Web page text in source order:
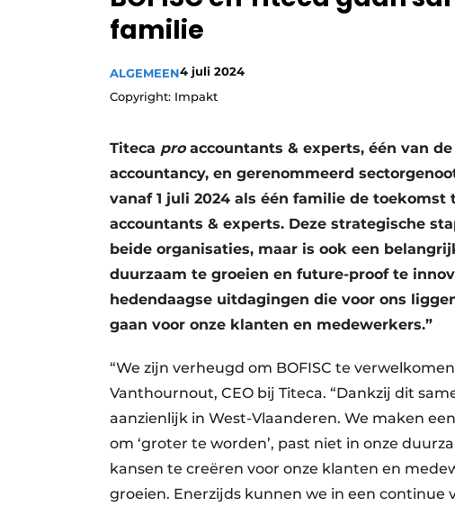
Privacy / Cookie statement
Vacatures
familie
ALGEMEEN4 juli 2024
Copyright: Impakt
Titeca proaccountants & experts, één van
accountancy, en gerenommeerd
vanaf 1 juli 2024 als één familie de
accountants & experts. Deze strategische
beide organisaties, maar is ook een
duurzaam te groeien en future-proof te
hedendaagse uitdagingen die voor ons
gaan voor onze klanten en medewerkers.”
“We zijn verheugd om BOFISC te
Vanthournout, CEO bij Titeca. “Dankzij dit
aanzienlijk in West-Vlaanderen. We maken
om ‘groter te worden’, past niet in onze
kansen te creëren voor onze klanten en
groeien. Enerzijds kunnen we in een